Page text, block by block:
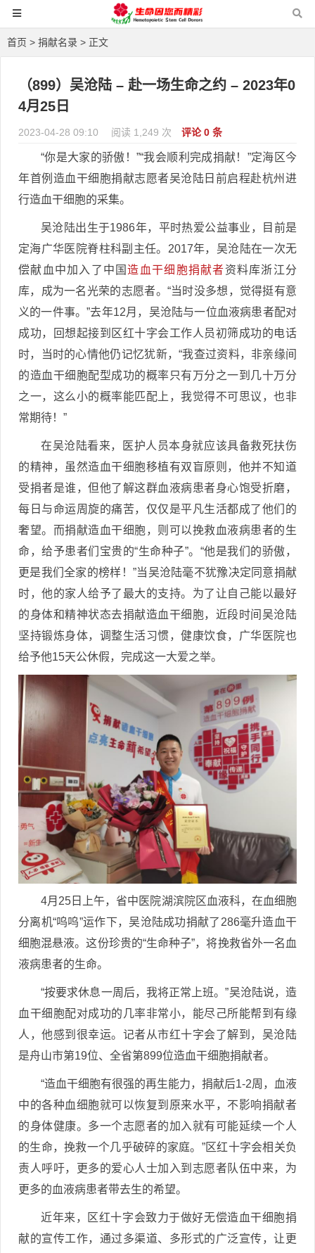
首页 > 捐献名录 > 正文
（899）吴沧陆 – 赴一场生命之约 – 2023年0
4月25日
2023-04-28 09:10 阅读 1,249 次 评论 0 条
“你是大家的骄傲！”“我会顺利完成捐献！”定海区今
年首例造血干细胞捐献志愿者吴沧陆日前启程赴杭州进
行造血干细胞的采集。
吴沧陆出生于1986年，平时热爱公益事业，目前是
定海广华医院脊柱科副主任。2017年，吴沧陆在一次无
偿献血中加入了中国造血干细胞捐献者资料库浙江分
库，成为一名光荣的志愿者。“当时没多想，觉得挺有意
义的一件事。”去年12月，吴沧陆与一位血液病患者配对
成功，回想起接到区红十字会工作人员初筛成功的电话
时，当时的心情他仍记忆犹新，“我查过资料，非亲缘间
的造血干细胞配型成功的概率只有万分之一到几十万分
之一，这么小的概率能匹配上，我觉得不可思议，也非
常期待！”
在吴沧陆看来，医护人员本身就应该具备救死扶伤
的精神，虽然造血干细胞移植有双盲原则，他并不知道
受捐者是谁，但他了解这群血液病患者身心饱受折磨，
每日与命运周旋的痛苦，仅仅是平凡生活都成了他们的
奢望。而捐献造血干细胞，则可以挽救血液病患者的生
命，给予患者们宝贵的“生命种子”。“他是我们的骄傲，
更是我们全家的榜样！”当吴沧陆毫不犹豫决定同意捐献
时，他的家人给予了最大的支持。为了让自己能以最好
的身体和精神状态去捐献造血干细胞，近段时间吴沧陆
坚持锻炼身体，调整生活习惯，健康饮食，广华医院也
给予他15天公休假，完成这一大爱之举。
4月25日上午，省中医院湖滨院区血液科，在血细胞
分离机“呜呜”运作下，吴沧陆成功捐献了286毫升造血干
细胞混悬液。这份珍贵的“生命种子”，将挽救省外一名血
液病患者的生命。
“按要求休息一周后，我将正常上班。”吴沧陆说，造
血干细胞配对成功的几率非常小，能尽己所能帮到有缘
人，他感到很幸运。记者从市红十字会了解到，吴沧陆
是舟山市第19位、全省第899位造血干细胞捐献者。
“造血干细胞有很强的再生能力，捐献后1-2周，血液
中的各种血细胞就可以恢复到原来水平，不影响捐献者
的身体健康。多一个志愿者的加入就有可能延续一个人
的生命，挽救一个几乎破碎的家庭。”区红十字会相关负
责人呼吁，更多的爱心人士加入到志愿者队伍中来，为
更多的血液病患者带去生的希望。
近年来，区红十字会致力于做好无偿造血干细胞捐
献的宣传工作，通过多渠道、多形式的广泛宣传，让更